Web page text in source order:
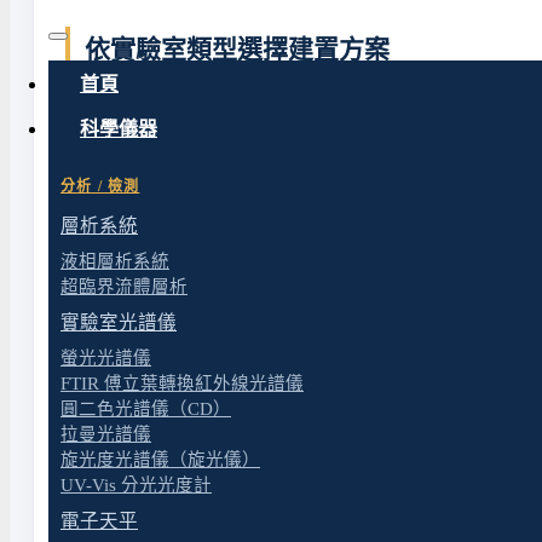
首頁
科學儀器
分析 / 檢測
層析系統
液相層析系統
超臨界流體層析
實驗室光譜儀
螢光光譜儀
FTIR 傅立葉轉換紅外線光譜儀
圓二色光譜儀（CD）
拉曼光譜儀
旋光度光譜儀（旋光儀）
UV-Vis 分光光度計
電子天平
依實驗室類型選擇建置方案
建置方案
固體再生燃料 SRF 實驗室建置
微生物實驗室規劃設計與建置
P2 實驗室規劃設計與建置
P3 實驗室規劃設計與建置(BSL-3)
中學學生實驗室規劃設計與建置
動物房規劃設計與建置